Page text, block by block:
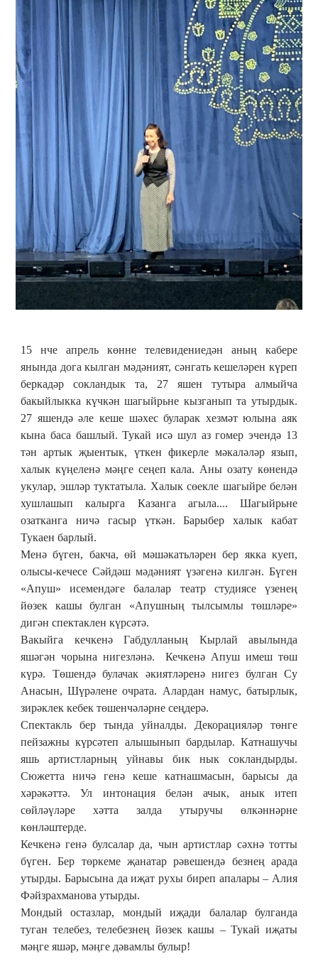
15 нче апрель көнне телевидениедән аның кабере
янында дога кылган мәдәният, сәнгать кешеләрен күреп
беркадәр сокландык та, 27 яшен тутыра алмыйча
бакыйлыкка күчкән шагыйрьне кызганып та утырдык.
27 яшендә әле кеше шәхес буларак хезмәт юлына аяк
кына баса башлый. Тукай исә шул аз гомер эчендә 13
тән артык җыентык, үткен фикерле мәкаләләр язып,
халык күңеленә мәңге сеңеп кала. Аны озату көнендә
укулар, эшләр туктатыла. Халык сөекле шагыйре белән
хушлашып калырга Казанга агыла.... Шагыйрьне
озатканга ничә гасыр үткән. Барыбер халык кабат
Тукаен барлый.
Менә бүген, бакча, өй мәшәкатьләрен бер якка куеп,
олысы-кечесе Сәйдәш мәдәният үзәгенә килгән. Бүген
«Апуш» исемендәге балалар театр студиясе үзенең
йөзек кашы булган «Апушның тылсымлы төшләре»
дигән спектаклен күрсәтә.
Вакыйга кечкенә Габдулланың Кырлай авылында
яшәгән чорына нигезләнә. Кечкенә Апуш имеш төш
күрә. Төшендә булачак әкиятләренә нигез булган Су
Анасын, Шүрәлене очрата. Алардан намус, батырлык,
зирәклек кебек төшенчәләрне сеңдерә.
Спектакль бер тында уйналды. Декорацияләр төнге
пейзажны күрсәтеп алышынып бардылар. Катнашучы
яшь артистларның уйнавы бик нык сокландырды.
Сюжетта ничә генә кеше катнашмасын, барысы да
хәрәкәттә. Ул интонация белән ачык, анык итеп
сөйләүләре хәтта залда утыручы өлкәннәрне
көнләштерде.
Кечкенә генә булсалар да, чын артистлар сәхнә тотты
бүген. Бер төркеме җанатар рәвешендә безнең арада
утырды. Барысына да иҗат рухы биреп апалары – Алия
Фәйзрахманова утырды.
Мондый остазлар, мондый иҗади балалар булганда
туган телебез, телебезнең йөзек кашы – Тукай иҗаты
мәңге яшәр, мәңге дәвамлы булыр!